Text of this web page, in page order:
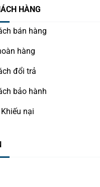
HÀNG
bán hàng
hàng
đổi trả
bảo hành
nại